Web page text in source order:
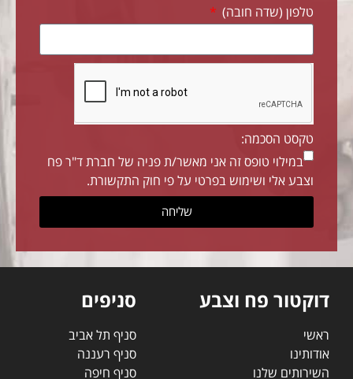
טלפון (שדה חובה)
טקסט הסכמה:
במילוי טופס זה אני מאשר/ת פניה של חברת ד"ר פח
וצבע אלי ושימוש בפרטי על פי חוק התקשורת.
שליחה
דוקטור פח וצבע
ראשי
אודותינו
השירותים שלנו
סניפים
סניף תל אביב
סניף רעננה
סניף חיפה